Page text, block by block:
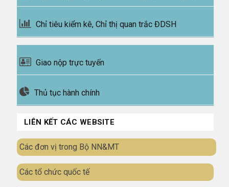
Chỉ tiêu kiểm kê, Chỉ thị quan trắc ĐDSH
Giao nộp trực tuyến
Thủ tục hành chính
LIÊN KẾT CÁC WEBSITE
Các đơn vị trong Bộ NN&MT
Các tổ chức quốc tế